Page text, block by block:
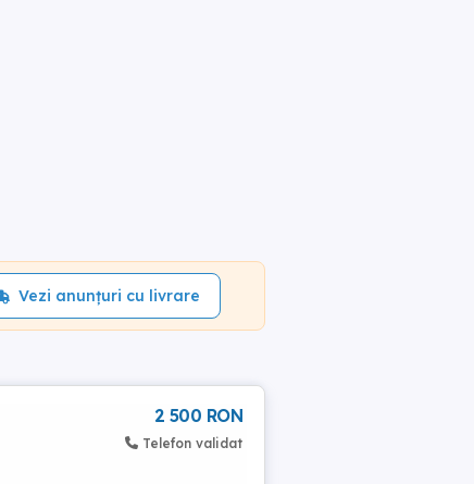
Vezi anunțuri cu livrare
2 500 RON
Telefon validat